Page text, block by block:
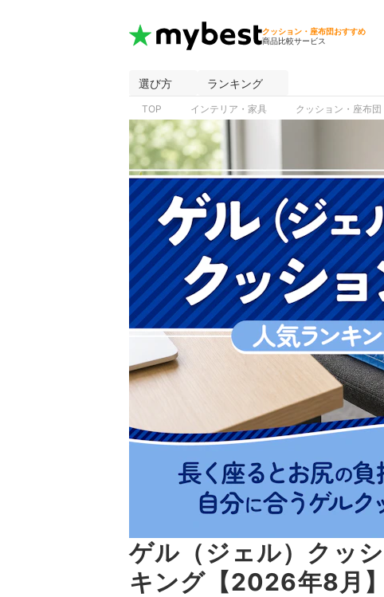
クッション・座布団おすすめ
商品比較サービス
選び方 ランキング
TOP インテリア・家具 クッション・座布団
ゲル（ジェル）クッ
キング【2026年8月】